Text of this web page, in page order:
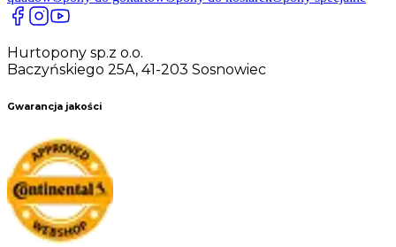
Hurtopony sp.z o.o.
Baczyńskiego 25A, 41-203 Sosnowiec
Gwarancja jakości